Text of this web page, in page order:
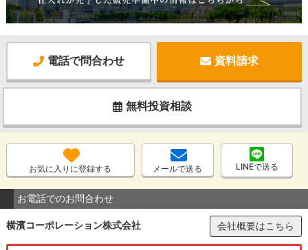
電話で問合わせ 資料請求
無料投資相談
お気に入りに登録する メールで送る LINEで送る
お電話でのお問合わせ
横濱コーポレーション株式会社 会社概要はこちら